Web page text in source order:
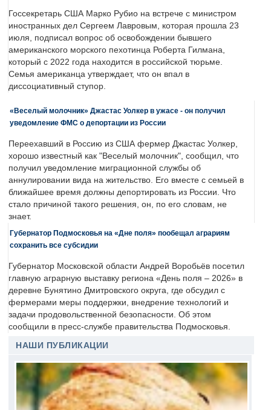
Госсекретарь США Марко Рубио на встрече с министром
иностранных дел Сергеем Лавровым, которая прошла 23
июля, подписал вопрос об освобождении бывшего
американского морского пехотинца Роберта Гилмана,
который с 2022 года находится в российской тюрьме.
Семья американца утверждает, что он впал в
диссоциативный ступор.
«Веселый молочник» Джастас Уолкер в ужасе - он получил
уведомление ФМС о депортации из России
Переехавший в Россию из США фермер Джастас Уолкер,
хорошо известный как "Веселый молочник", сообщил, что
получил уведомление миграционной службы об
аннулировании вида на жительство. Его вместе с семьей в
ближайшее время должны депортировать из России. Что
стало причиной такого решения, он, по его словам, не
знает.
Губернатор Подмосковья на «Дне поля» пообещал аграриям
сохранить все субсидии
Губернатор Московской области Андрей Воробьёв посетил
главную аграрную выставку региона «День поля – 2026» в
деревне Бунятино Дмитровского округа, где обсудил с
фермерами меры поддержки, внедрение технологий и
задачи продовольственной безопасности. Об этом
сообщили в пресс-службе правительства Подмосковья.
НАШИ ПУБЛИКАЦИИ